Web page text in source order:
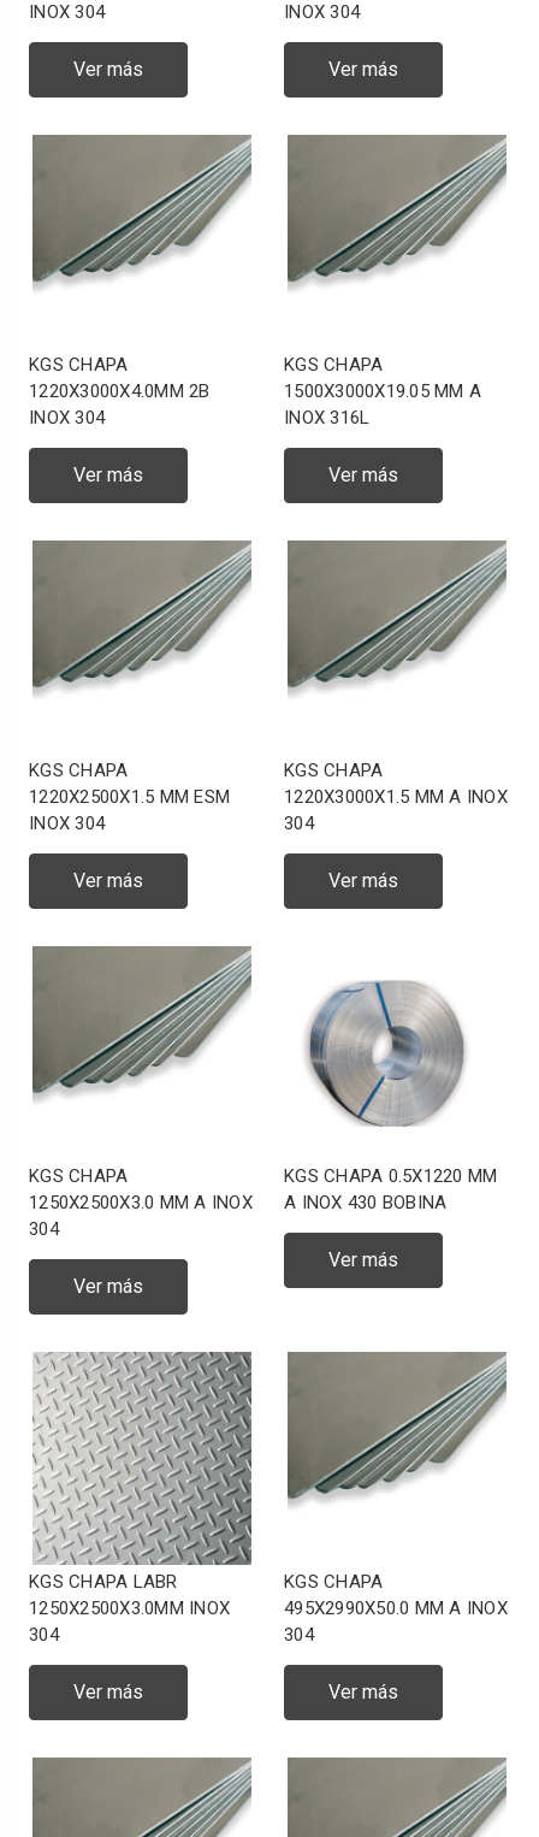
INOX 304
Ver más
INOX 304
Ver más
KGS CHAPA
1220X3000X4.0MM 2B
INOX 304
Ver más
KGS CHAPA
1500X3000X19.05 MM A
INOX 316L
Ver más
KGS CHAPA
1220X2500X1.5 MM ESM
INOX 304
Ver más
KGS CHAPA
1220X3000X1.5 MM A INOX
304
Ver más
KGS CHAPA
1250X2500X3.0 MM A INOX
304
Ver más
KGS CHAPA 0.5X1220 MM
A INOX 430 BOBINA
Ver más
KGS CHAPA LABR
1250X2500X3.0MM INOX
304
Ver más
KGS CHAPA
495X2990X50.0 MM A INOX
304
Ver más